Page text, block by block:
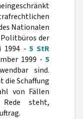
Nationalen
der
1994 -5 StR
1999 - 5
sind.
die Schaffung
von Fällen
Rede steht,